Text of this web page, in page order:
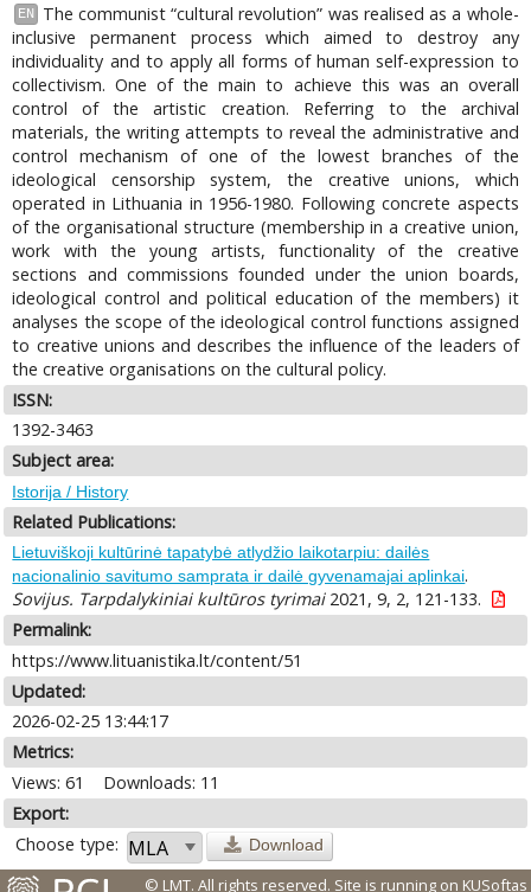
EN
The communist “cultural revolution” was realised as a whole-
inclusive permanent process which aimed to destroy any
individuality and to apply all forms of human self-expression to
collectivism. One of the main to achieve this was an overall
control of the artistic creation. Referring to the archival
materials, the writing attempts to reveal the administrative and
control mechanism of one of the lowest branches of the
ideological censorship system, the creative unions, which
operated in Lithuania in 1956-1980. Following concrete aspects
of the organisational structure (membership in a creative union,
work with the young artists, functionality of the creative
sections and commissions founded under the union boards,
ideological control and political education of the members) it
analyses the scope of the ideological control functions assigned
to creative unions and describes the influence of the leaders of
the creative organisations on the cultural policy.
ISSN:
1392-3463
Subject area:
Istorija / History
Related Publications:
Lietuviškoji kultūrinė tapatybė atlydžio laikotarpiu: dailės
nacionalinio savitumo samprata ir dailė gyvenamajai aplinkai.
Sovijus. Tarpdalykiniai kultūros tyrimai2021, 9, 2, 121-133.
Permalink:
https://www.lituanistika.lt/content/51
Updated:
2026-02-25 13:44:17
Metrics:
Views: 61
Downloads: 11
Export:
Choose type:
Download
© LMT. All rights reserved. Site is running on KUSoftas